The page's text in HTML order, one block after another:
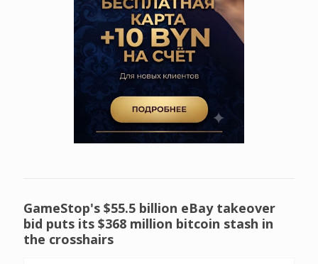
GameStop's $55.5 billion eBay takeover
bid puts its $368 million bitcoin stash in
the crosshairs